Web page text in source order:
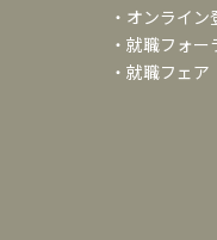
・オンライ
・就職フォー
・就職フェア